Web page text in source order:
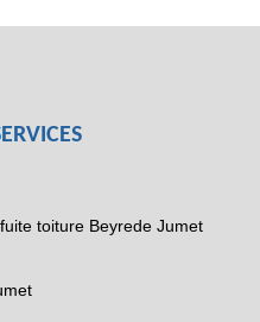
toiture Beyrede Jumet